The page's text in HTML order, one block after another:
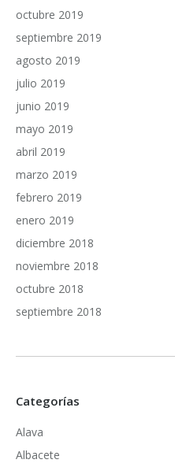
octubre 2019
septiembre 2019
agosto 2019
julio 2019
junio 2019
mayo 2019
abril 2019
marzo 2019
febrero 2019
enero 2019
diciembre 2018
noviembre 2018
octubre 2018
septiembre 2018
Categorías
Alava
Albacete